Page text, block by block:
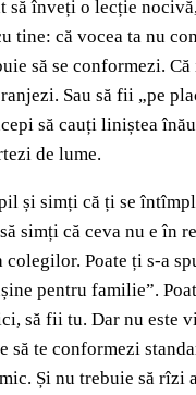
să înveți o lecție
tine: că vocea ta nu
să se conformezi.
Sau să fii „pe
să cauți liniștea
de lume.
și simți că ți se
simți că ceva nu e în
Poate ți s-a
pentru familie”.
să fii tu. Dar nu este
să te conformezi
Și nu trebuie să rîzi